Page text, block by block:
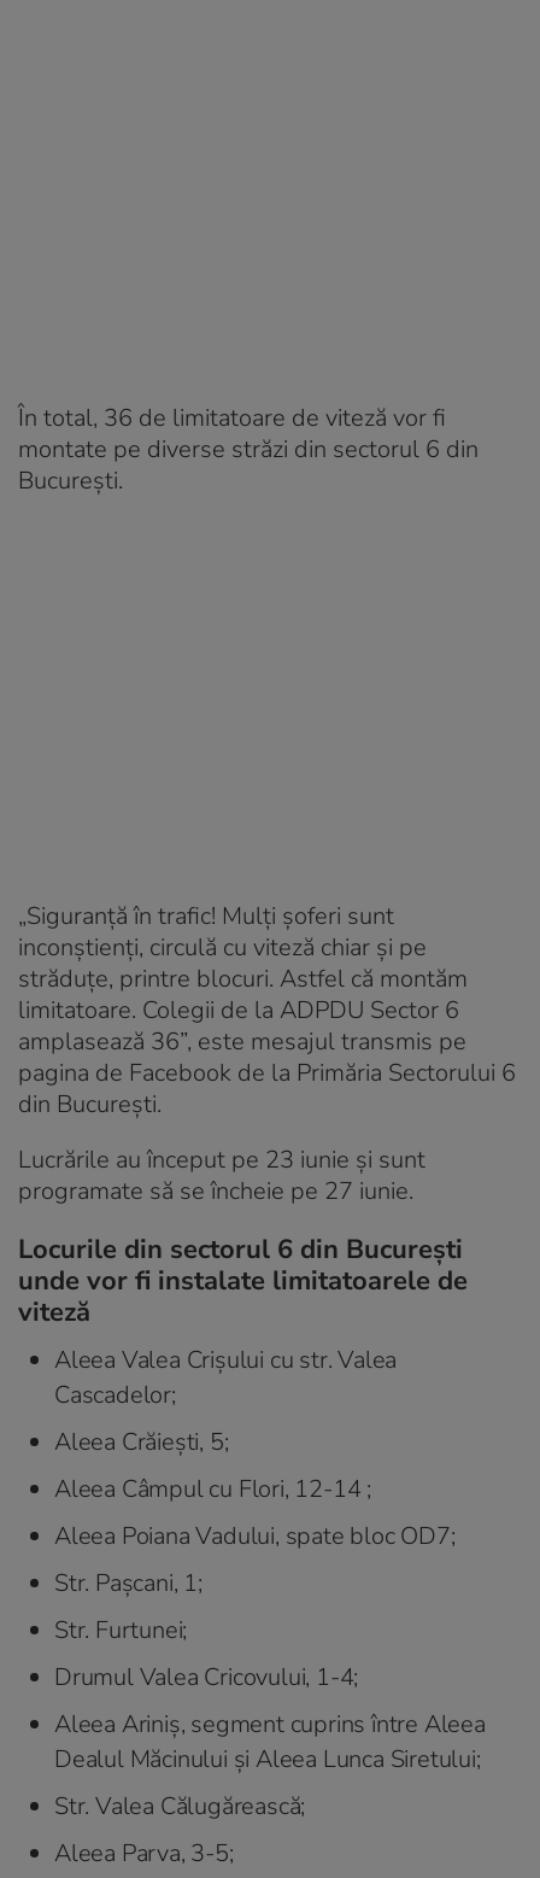
În total, 36 de limitatoare de viteză vor fi
montate pe diverse străzi din sectorul 6 din
București.
„Siguranță în trafic! Mulți șoferi sunt
inconștienți, circulă cu viteză chiar și pe
străduțe, printre blocuri. Astfel că montăm
limitatoare. Colegii de la ADPDU Sector 6
amplasează 36”, este mesajul transmis pe
pagina de Facebook de la Primăria Sectorului 6
din București.
Lucrările au început pe 23 iunie și sunt
programate să se încheie pe 27 iunie.
Locurile din sectorul 6 din București
unde vor fi instalate limitatoarele de
viteză
Aleea Valea Crișului cu str. Valea
Cascadelor;
Aleea Crăiești, 5;
Aleea Câmpul cu Flori, 12-14 ;
Aleea Poiana Vadului, spate bloc OD7;
Str. Pașcani, 1;
Str. Furtunei;
Drumul Valea Cricovului, 1-4;
Aleea Ariniș, segment cuprins între Aleea
Dealul Măcinului și Aleea Lunca Siretului;
Str. Valea Călugărească;
Aleea Parva, 3-5;